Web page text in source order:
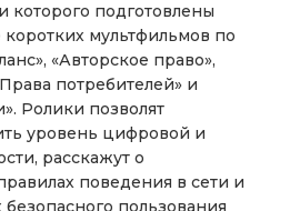
которого подготовлены
мультфильмов по
«Авторское право»,
потребителей» и
Ролики позволят
уровень цифровой и
расскажут о
поведения в сети и
пользования